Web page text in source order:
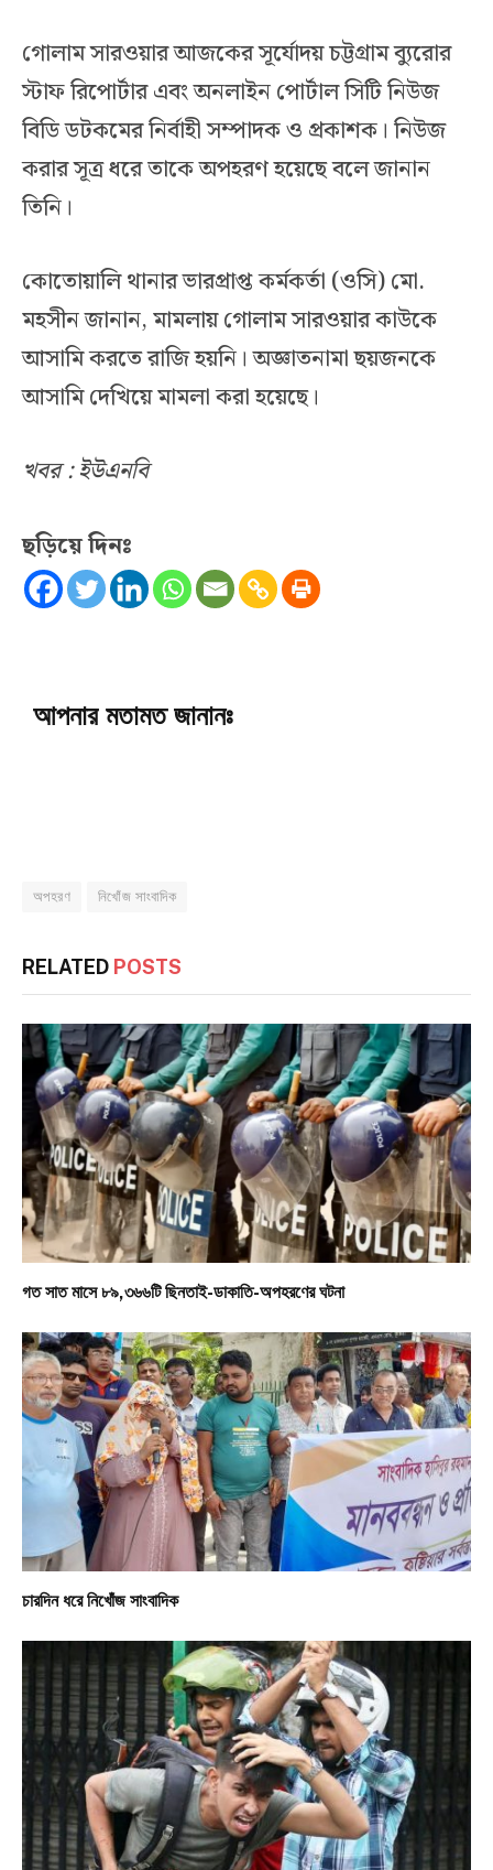
গোলাম সারওয়ার আজকের সূর্যোদয় চট্টগ্রাম ব্যুরোর
স্টাফ রিপোর্টার এবং অনলাইন পোর্টাল সিটি নিউজ
বিডি ডটকমের নির্বাহী সম্পাদক ও প্রকাশক। নিউজ
করার সূত্র ধরে তাকে অপহরণ হয়েছে বলে জানান
তিনি।
কোতোয়ালি থানার ভারপ্রাপ্ত কর্মকর্তা (ওসি) মো.
মহসীন জানান, মামলায় গোলাম সারওয়ার কাউকে
আসামি করতে রাজি হয়নি। অজ্ঞাতনামা ছয়জনকে
আসামি দেখিয়ে মামলা করা হয়েছে।
খবর : ইউএনবি
ছড়িয়ে দিনঃ
আপনার মতামত জানানঃ
অপহরণ নিখোঁজ সাংবাদিক
RELATED POSTS
গত সাত মাসে ৮৯,৩৬৬টি ছিনতাই-ডাকাতি-অপহরণের ঘটনা
চারদিন ধরে নিখোঁজ সাংবাদিক